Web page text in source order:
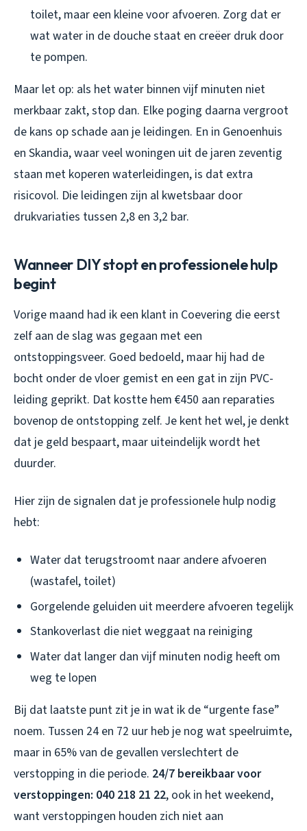
toilet, maar een kleine voor afvoeren. Zorg dat er
wat water in de douche staat en creëer druk door
te pompen.
Maar let op: als het water binnen vijf minuten niet
merkbaar zakt, stop dan. Elke poging daarna vergroot
de kans op schade aan je leidingen. En in Genoenhuis
en Skandia, waar veel woningen uit de jaren zeventig
staan met koperen waterleidingen, is dat extra
risicovol. Die leidingen zijn al kwetsbaar door
drukvariaties tussen 2,8 en 3,2 bar.
Wanneer DIY stopt en professionele hulp
begint
Vorige maand had ik een klant in Coevering die eerst
zelf aan de slag was gegaan met een
ontstoppingsveer. Goed bedoeld, maar hij had de
bocht onder de vloer gemist en een gat in zijn PVC-
leiding geprikt. Dat kostte hem €450 aan reparaties
bovenop de ontstopping zelf. Je kent het wel, je denkt
dat je geld bespaart, maar uiteindelijk wordt het
duurder.
Hier zijn de signalen dat je professionele hulp nodig
hebt:
Water dat terugstroomt naar andere afvoeren
(wastafel, toilet)
Gorgelende geluiden uit meerdere afvoeren tegelijk
Stankoverlast die niet weggaat na reiniging
Water dat langer dan vijf minuten nodig heeft om
weg te lopen
Bij dat laatste punt zit je in wat ik de “urgente fase”
noem. Tussen 24 en 72 uur heb je nog wat speelruimte,
maar in 65% van de gevallen verslechtert de
verstopping in die periode. 24/7 bereikbaar voor
verstoppingen: 040 218 21 22, ook in het weekend,
want verstoppingen houden zich niet aan